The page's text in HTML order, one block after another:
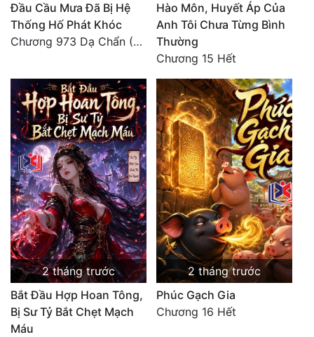
Đầu Cầu Mưa Đã Bị Hệ
Thống Hố Phát Khóc
Chương 973 Dạ Chẩn (2/2)
Hào Môn, Huyết Áp Của
Anh Tôi Chưa Từng Bình
Thường
Chương 15 Hết
2 tháng trước
Bắt Đầu Hợp Hoan Tông,
Bị Sư Tỷ Bắt Chẹt Mạch
Máu
2 tháng trước
Phúc Gạch Gia
Chương 16 Hết